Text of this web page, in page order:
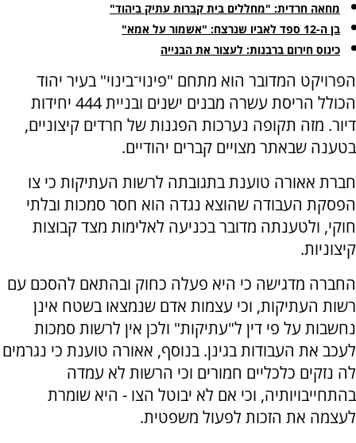
מחאה חרדית: "מחללים בית קברות עתיק ביהוד"
בן ה-12 ספד לאביו שנרצח: "אשמור על אמא"
כינוס חירום ברבנות: לעצור את הבנייה
הפרויקט המדובר הוא מתחם "פינוי־בינוי" בעיר יהוד
הכולל הריסת עשרה מבנים ישנים ובניית 444 יחידות
דיור. מזה תקופה נערכות הפגנות של חרדים קיצוניים,
בטענה שבאתר מצויים קברים יהודיים.
חברת אאורה טוענת בתגובתה לרשות העתיקות כי צו
הפסקת העבודה שהוצא נגדה הוא חסר סמכות ובלתי
חוקי, ולטענתה מדובר בכניעה לאלימות מצד קבוצות
קיצוניות.
החברה מדגישה כי היא פעלה כחוק ובהתאם להסכם עם
רשות העתיקות, וכי עצמות אדם שנמצאו בשטח אינן
נחשבות על פי דין ל"עתיקות" ולכן אין לרשות סמכות
לעכב את העבודות בגינן. בנוסף, אאורה טוענת כי נגרמים
לה נזקים כלכליים חמורים וכי הרשות לא עמדה
בהתחייבויותיה, וכי אם לא יבוטל הצו - היא שומרת
לעצמה את הזכות לפעול משפטית.